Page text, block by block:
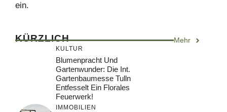
ein.
KÜRZLICH Mehr
KULTUR
Blumenpracht Und
Gartenwunder: Die Int.
Gartenbaumesse Tulln
Entfesselt Ein Florales
Feuerwerk!
IMMOBILIEN